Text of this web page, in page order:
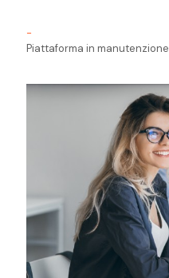
-
Piattaforma in manutenzione